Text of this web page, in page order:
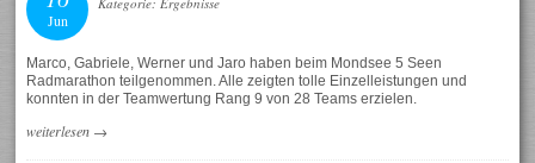
Jun
Marco, Gabriele, Werner und Jaro haben beim Mondsee 5 Seen
Radmarathon teilgenommen. Alle zeigten tolle Einzelleistungen und
konnten in der Teamwertung Rang 9 von 28 Teams erzielen.
weiterlesen →